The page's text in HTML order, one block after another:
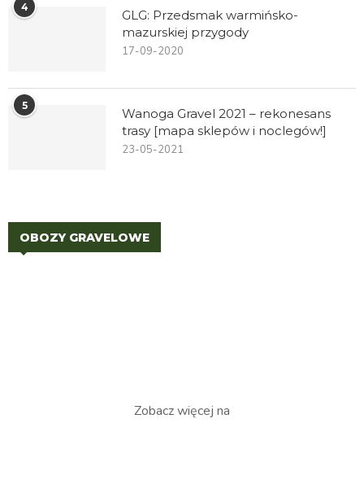
4
GLG: Przedsmak warmińsko-
mazurskiej przygody
17-09-2020
5
Wanoga Gravel 2021 – rekonesans
trasy [mapa sklepów i noclegów!]
23-05-2021
OBOZY GRAVELOWE
Zobacz więcej na